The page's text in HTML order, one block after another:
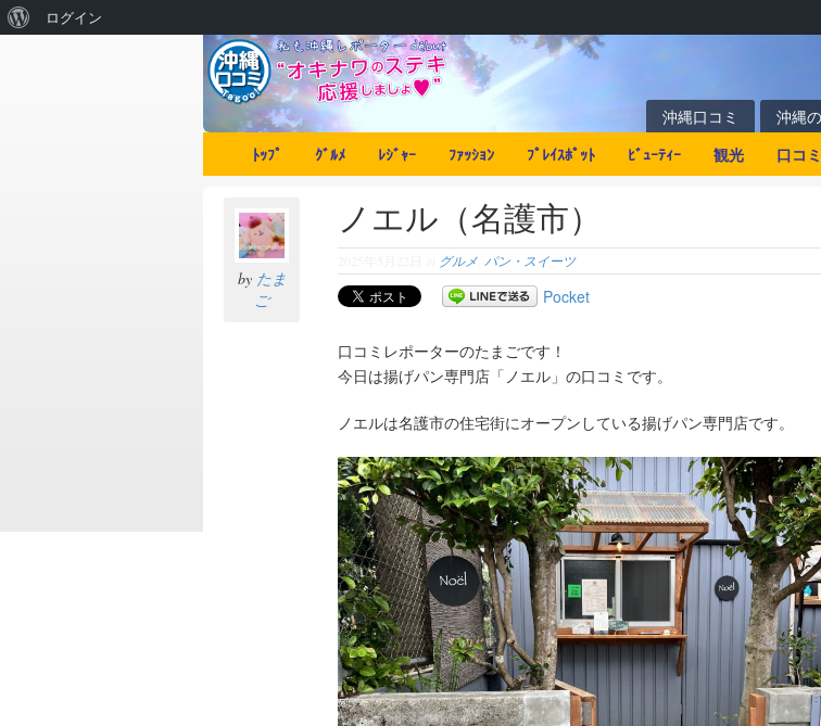
沖縄口コミ 沖縄
ﾄｯﾌﾟ
ｸﾞﾙﾒ ﾚｼﾞｬｰ ﾌｧｯｼｮﾝ ﾌﾟﾚｲｽﾎﾟｯﾄ ﾋﾞｭｰﾃｨｰ 観光 口コミ
by たま
ご
ノエル（名護市）
グルメ パン・スイーツ
Pocket
口コミレポーターのたまごです！
今日は揚げパン専門店「ノエル」の口コミです。
ノエルは名護市の住宅街にオープンしている揚げパン専門店です。
ログイン